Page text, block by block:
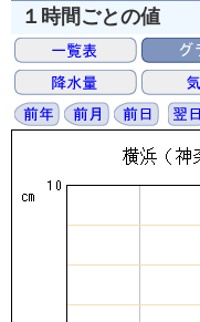
１時間ごとの値